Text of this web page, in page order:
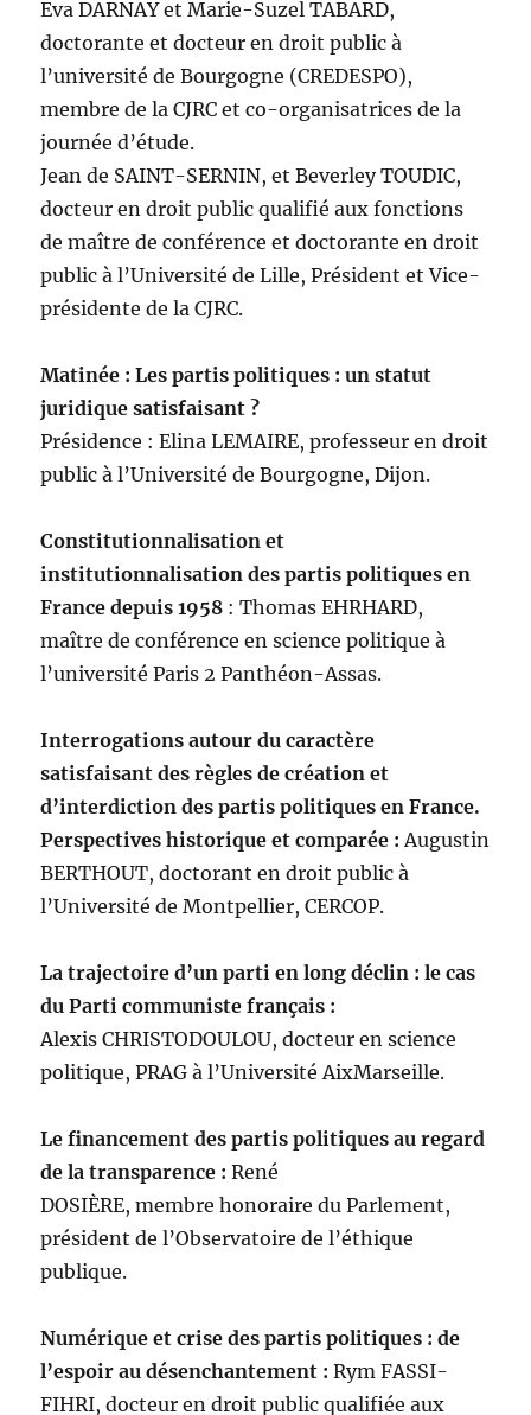
Eva DARNAY et Marie-Suzel TABARD,
doctorante et docteur en droit public à
l’université de Bourgogne (CREDESPO),
membre de la CJRC et co-organisatrices de la
journée d’étude.
Jean de SAINT-SERNIN, et Beverley TOUDIC,
docteur en droit public qualifié aux fonctions
de maître de conférence et doctorante en droit
public à l’Université de Lille, Président et Vice-
présidente de la CJRC.
Matinée : Les partis politiques : un statut
juridique satisfaisant ?
Présidence : Elina LEMAIRE, professeur en droit
public à l’Université de Bourgogne, Dijon.
Constitutionnalisation et
institutionnalisation des partis politiques en
France depuis 1958 : Thomas EHRHARD,
maître de conférence en science politique à
l’université Paris 2 Panthéon-Assas.
Interrogations autour du caractère
satisfaisant des règles de création et
d’interdiction des partis politiques en France.
Perspectives historique et comparée :Augustin
BERTHOUT, doctorant en droit public à
l’Université de Montpellier, CERCOP.
La trajectoire d’un parti en long déclin : le cas
du Parti communiste français :
Alexis CHRISTODOULOU, docteur en science
politique, PRAG à l’Université AixMarseille.
Le financement des partis politiques au regard
de la transparence :René
DOSIÈRE, membre honoraire du Parlement,
président de l’Observatoire de l’éthique
publique.
Numérique et crise des partis politiques : de
l’espoir au désenchantement :Rym FASSI-
FIHRI, docteur en droit public qualifiée aux